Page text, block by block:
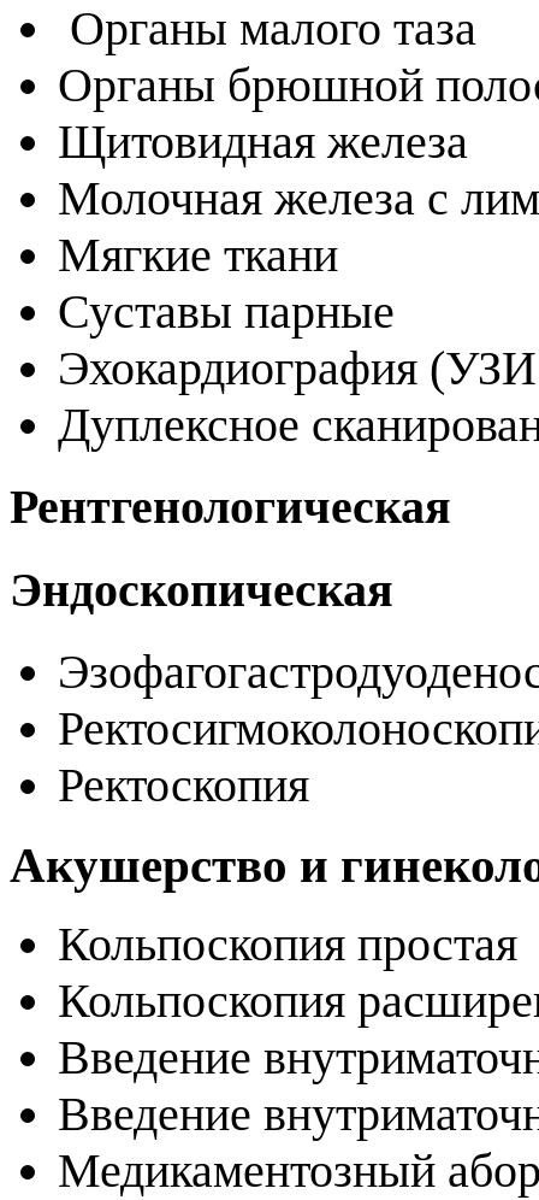
Органы малого таза
Органы брюшной
Щитовидная железа
Молочная железа с
Мягкие ткани
Суставы парные
Эхокардиография
Дуплексное
Рентгенологическая
Эндоскопическая
Ректоскопия
Акушерство и
Кольпоскопия простая
Кольпоскопия
Введение
Введение
Медикаментозный